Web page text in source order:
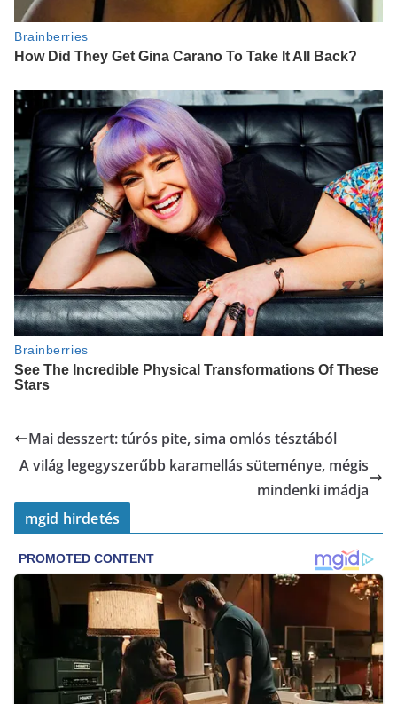
Mai desszert: túrós pite, sima omlós tésztából
A világ legegyszerűbb karamellás süteménye, mégis
mindenki imádja
mgid hirdetés